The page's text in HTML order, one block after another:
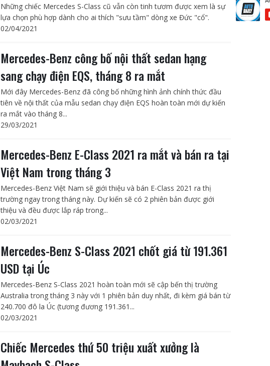
Những chiếc Mercedes S-Class cũ vẫn còn tinh tươm được xem là sự
lựa chọn phù hợp dành cho ai thích "sưu tầm" dòng xe Đức "cổ".
02/04/2021
Mercedes-Benz công bố nội thất sedan hạng
sang chạy điện EQS, tháng 8 ra mắt
Mới đây Mercedes-Benz đã công bố những hình ảnh chính thức đầu
tiên về nội thất của mẫu sedan chạy điện EQS hoàn toàn mới dự kiến
ra mắt vào tháng 8...
29/03/2021
Mercedes-Benz E-Class 2021 ra mắt và bán ra tại
Việt Nam trong tháng 3
Mercedes-Benz Việt Nam sẽ giới thiệu và bán E-Class 2021 ra thị
trường ngay trong tháng này. Dự kiến sẽ có 2 phiên bản được giới
thiệu và đều được lắp ráp trong...
02/03/2021
Mercedes-Benz S-Class 2021 chốt giá từ 191.361
USD tại Úc
Mercedes-Benz S-Class 2021 hoàn toàn mới sẽ cập bến thị trường
Australia trong tháng 3 này với 1 phiên bản duy nhất, đi kèm giá bán từ
240.700 đô la Úc (tương đương 191.361...
02/03/2021
Chiếc Mercedes thứ 50 triệu xuất xưởng là